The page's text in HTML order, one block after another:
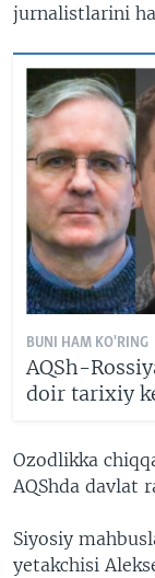
jurnalistlarini
BUNI HAM KO'RING
AQSh-
doir tarixiy
Ozodlikka
AQShda davlat
Siyosiy
yetakchisi